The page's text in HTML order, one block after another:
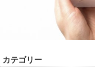
カテゴリー